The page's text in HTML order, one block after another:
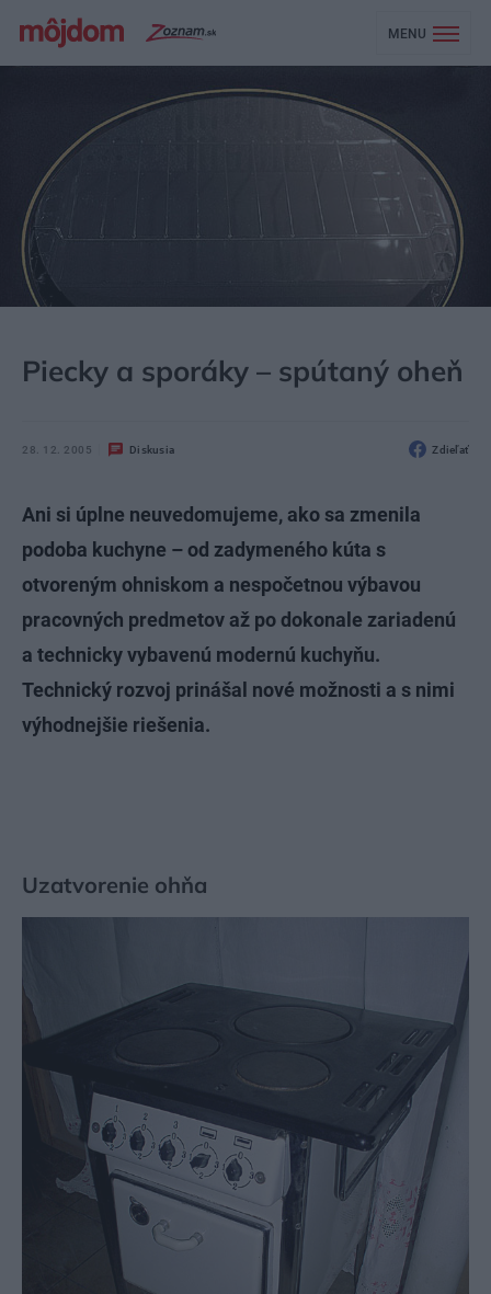
MENU
Piecky a sporáky – spútaný oheň
28. 12. 2005 Diskusia Zdieľať
Ani si úplne neuvedomujeme, ako sa zmenila
podoba kuchyne – od zadymeného kúta s
otvoreným ohniskom a nespočetnou výbavou
pracovných predmetov až po dokonale zariadenú
a technicky vybavenú modernú kuchyňu.
Technický rozvoj prinášal nové možnosti a s nimi
výhodnejšie riešenia.
Uzatvorenie ohňa